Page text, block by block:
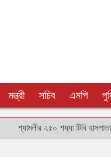
মন্ত্রী সচিব এমপি
শ্যামলীর ২৫০ শয্যা টিবি হাসপাতাল